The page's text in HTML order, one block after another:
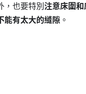
，也要特別 注意床圍
能有太大的縫隙 。